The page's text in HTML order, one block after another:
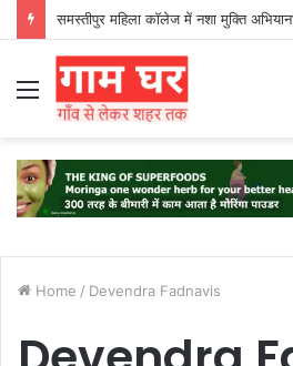
समस्तीपुर महिला कॉलेज में नशा मुक्ति अभियान’
Menu
Home / Devendra Fadnavis